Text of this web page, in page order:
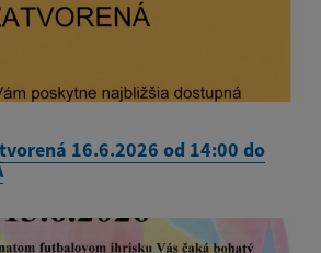
16.6.2026 od 14:00 do